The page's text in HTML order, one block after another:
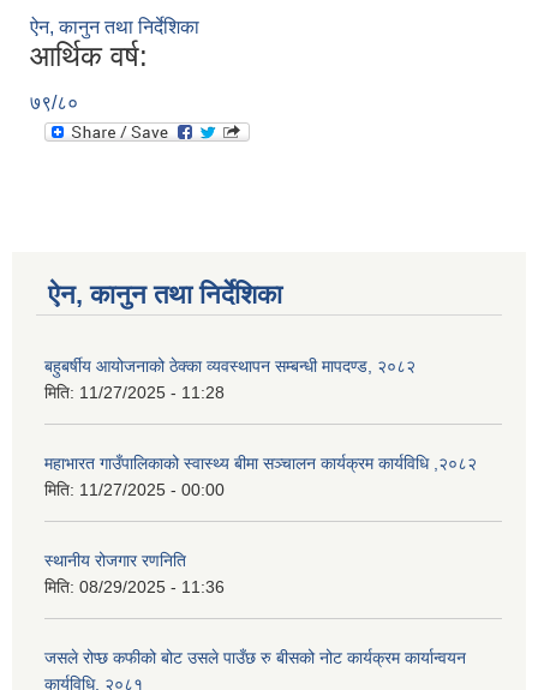
ऐन, कानुन तथा निर्देशिका
आर्थिक वर्ष:
७९/८०
ऐन, कानुन तथा निर्देशिका
बहुबर्षीय आयोजनाको ठेक्का व्यवस्थापन सम्बन्धी मापदण्ड, २०८२
मिति: 11/27/2025 - 11:28
महाभारत गाउँपालिकाको स्वास्थ्य बीमा सञ्चालन कार्यक्रम कार्यविधि ,२०८२
मिति: 11/27/2025 - 00:00
स्थानीय रोजगार रणनिति
मिति: 08/29/2025 - 11:36
जसले रोप्छ कफीको बोट उसले पाउँछ रु बीसको नोट कार्यक्रम कार्यान्वयन
कार्यविधि, २०८१